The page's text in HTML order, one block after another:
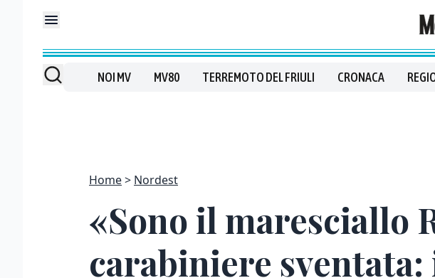
NOI MV MV80 TERREMOTO DEL FRIULI CRONACA
Home Nordest
«Sono il maresciallo
carabiniere